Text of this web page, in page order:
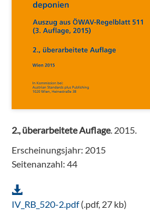
2., überarbeitete Auflage. 2015.
Erscheinungsjahr: 2015
Seitenanzahl: 44
IV_RB_520-2.pdf(.pdf, 27 kb)